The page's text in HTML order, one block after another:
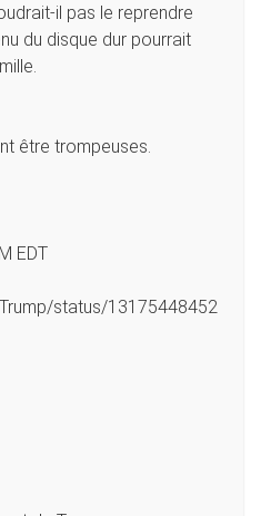
il pas le reprendre
du disque dur pourrait
être trompeuses.
EDT
status/13175448452